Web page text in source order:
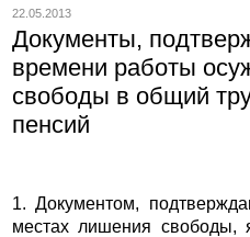
22.05.2013
Документы,
времени работы
свободы в общий
пенсий
1. Документом,
местах лишения свободы,